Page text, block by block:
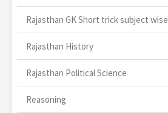
Rajasthan GK Short trick subject wise
Rajasthan History
Rajasthan Political Science
Reasoning